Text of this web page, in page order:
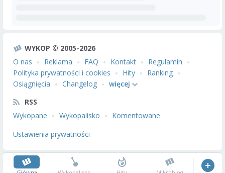
WYKOP © 2005-2026
O nas
Reklama FAQ Kontakt
Regulamin
Polityka prywatności i cookies
Hity
Ranking
Osiągnięcia
Changelog
więcej
RSS
Wykopane
Wykopalisko
Komentowane
Ustawienia prywatności